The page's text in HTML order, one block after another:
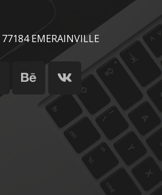
EMERAINVILLE